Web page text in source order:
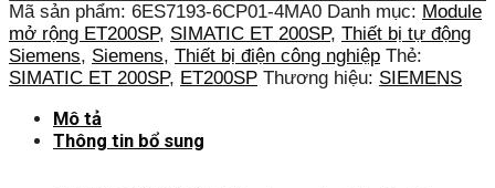
Mã sản phẩm: 6ES7193-6CP01-4MA0 Danh mục: Module
mở rộng ET200SP, SIMATIC ET 200SP, Thiết bị tự động
Siemens, Siemens, Thiết bị điện công nghiệp Thẻ:
SIMATIC ET 200SP, ET200SP Thương hiệu: SIEMENS
Mô tả
Thông tin bổ sung